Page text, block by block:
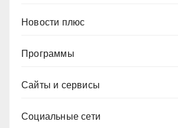
Новости плюс
Программы
Сайты и сервисы
Социальные сети